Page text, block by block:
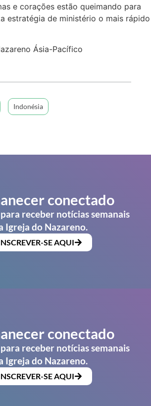
e corações estão queimando para
estratégia de ministério o mais rápido
Ásia-Pacífico
Indonésia
conectado
receber notícias semanais
Igreja do Nazareno.
SE AQUI
conectado
receber notícias semanais
Igreja do Nazareno.
SE AQUI